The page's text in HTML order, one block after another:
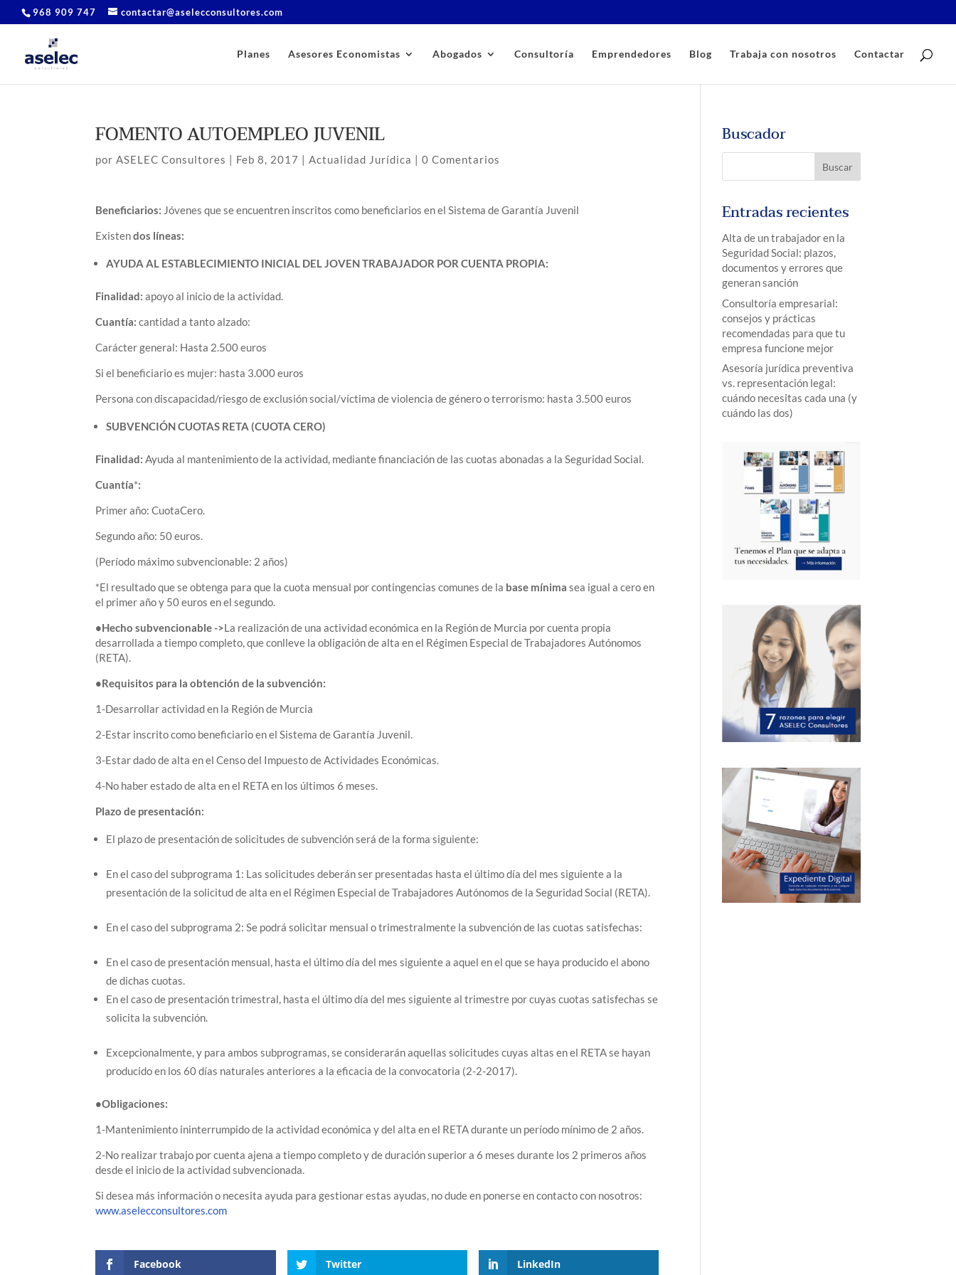
968 909 747 contactar@aselecconsultores.com
Planes Asesores Economistas Abogados Consultoría Emprendedores Blog Trabaja con nosotros Contactar
FOMENTO AUTOEMPLEO JUVENIL
porASELEC Consultores | Feb 8, 2017 |Actualidad Jurídica |0 Comentarios
Beneficiarios: Jóvenes que se encuentren inscritos como beneficiarios en el Sistema de Garantía Juvenil
Existendos líneas:
AYUDA AL ESTABLECIMIENTO INICIAL DEL JOVEN TRABAJADOR POR CUENTA PROPIA:
Finalidad: apoyo al inicio de la actividad.
Cuantía: cantidad a tanto alzado:
Carácter general: Hasta 2.500 euros
Si el beneficiario es mujer: hasta 3.000 euros
Persona con discapacidad/riesgo de exclusión social/víctima de violencia de género o terrorismo: hasta 3.500 euros
SUBVENCIÓN CUOTAS RETA (CUOTA CERO)
Finalidad: Ayuda al mantenimiento de la actividad, mediante financiación de las cuotas abonadas a la Seguridad Social.
Cuantía*:
Primer año: CuotaCero.
Segundo año: 50 euros.
(Período máximo subvencionable: 2 años)
*El resultado que se obtenga para que la cuota mensual por contingencias comunes de la base mínima sea igual a cero en
el primer año y 50 euros en el segundo.
•Hecho subvencionable ->La realización de una actividad económica en la Región de Murcia por cuenta propia
desarrollada a tiempo completo, que conlleve la obligación de alta en el Régimen Especial de Trabajadores Autónomos
(RETA).
•Requisitos para la obtención de la subvención:
1-Desarrollar actividad en la Región de Murcia
2-Estar inscrito como beneficiario en el Sistema de Garantía Juvenil.
3-Estar dado de alta en el Censo del Impuesto de Actividades Económicas.
4-No haber estado de alta en el RETA en los últimos 6 meses.
Plazo de presentación:
El plazo de presentación de solicitudes de subvención será de la forma siguiente:
En el caso del subprograma 1: Las solicitudes deberán ser presentadas hasta el último día del mes siguiente a la
presentación de la solicitud de alta en el Régimen Especial de Trabajadores Autónomos de la Seguridad Social (RETA).
En el caso del subprograma 2: Se podrá solicitar mensual o trimestralmente la subvención de las cuotas satisfechas:
En el caso de presentación mensual, hasta el último día del mes siguiente a aquel en el que se haya producido el abono
de dichas cuotas.
En el caso de presentación trimestral, hasta el último día del mes siguiente al trimestre por cuyas cuotas satisfechas se
solicita la subvención.
Excepcionalmente, y para ambos subprogramas, se considerarán aquellas solicitudes cuyas altas en el RETA se hayan
producido en los 60 días naturales anteriores a la eficacia de la convocatoria (2-2-2017).
•Obligaciones:
1-Mantenimiento ininterrumpido de la actividad económica y del alta en el RETA durante un período mínimo de 2 años.
2-No realizar trabajo por cuenta ajena a tiempo completo y de duración superior a 6 meses durante los 2 primeros años
desde el inicio de la actividad subvencionada.
Si desea más información o necesita ayuda para gestionar estas ayudas, no dude en ponerse en contacto con nosotros:
www.aselecconsultores.com
Facebook Twitter LinkedIn
Buscador
Entradas recientes
Alta de un trabajador en la
Seguridad Social: plazos,
documentos y errores que
generan sanción
Consultoría empresarial:
consejos y prácticas
recomendadas para que tu
empresa funcione mejor
Asesoría jurídica preventiva
vs. representación legal:
cuándo necesitas cada una (y
cuándo las dos)